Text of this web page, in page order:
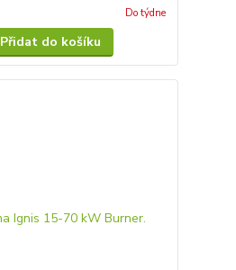
Do týdne
Přidat do košíku